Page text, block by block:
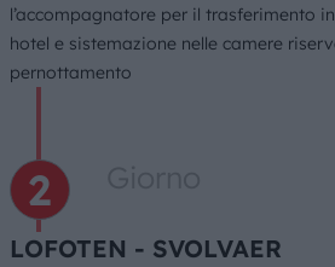
l’accompagnatore per il trasferimento
hotel e sistemazione nelle camere
pernottamento
LOFOTEN - SVOLVAER